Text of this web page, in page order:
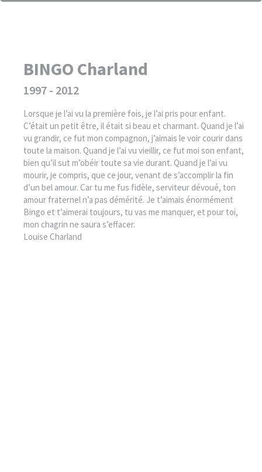
BINGO Charland
1997 - 2012
Lorsque je l’ai vu la première fois, je l’ai pris pour enfant.
C’était un petit être, il était si beau et charmant. Quand je l’ai
vu grandir, ce fut mon compagnon, j’aimais le voir courir dans
toute la maison. Quand je l’ai vu vieillir, ce fut moi son enfant,
bien qu’il sut m’obéir toute sa vie durant. Quand je l’ai vu
mourir, je compris, que ce jour, venant de s’accomplir la fin
d’un bel amour. Car tu me fus fidèle, serviteur dévoué, ton
amour fraternel n’a pas démérité. Je t’aimais énormément
Bingo et t’aimerai toujours, tu vas me manquer, et pour toi,
mon chagrin ne saura s’effacer.
Louise Charland